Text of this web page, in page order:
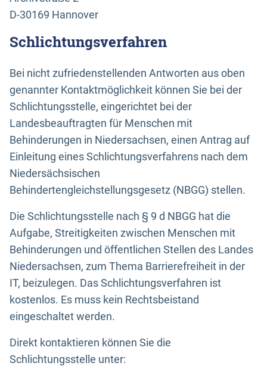
D-30169 Hannover
Schlichtungsverfahren
Bei nicht zufriedenstellenden Antworten aus oben
genannter Kontaktmöglichkeit können Sie bei der
Schlichtungsstelle, eingerichtet bei der
Landesbeauftragten für Menschen mit
Behinderungen in Niedersachsen, einen Antrag auf
Einleitung eines Schlichtungsverfahrens nach dem
Niedersächsischen
Behindertengleichstellungsgesetz (NBGG) stellen.
Die Schlichtungsstelle nach § 9 d NBGG hat die
Aufgabe, Streitigkeiten zwischen Menschen mit
Behinderungen und öffentlichen Stellen des Landes
Niedersachsen, zum Thema Barrierefreiheit in der
IT, beizulegen. Das Schlichtungsverfahren ist
kostenlos. Es muss kein Rechtsbeistand
eingeschaltet werden.
Direkt kontaktieren können Sie die
Schlichtungsstelle unter: